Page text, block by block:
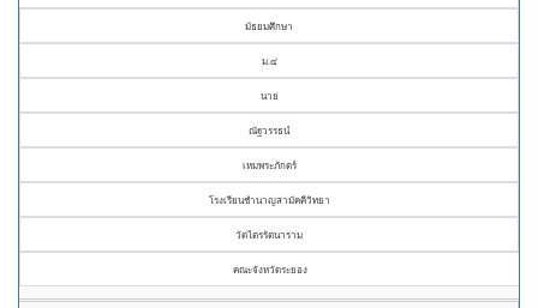
มัธยมศึกษา
ม.๔
นาย
ณัฐวรรธน์
เหมพระภักตร์
โรงเรียนชำนาญสามัคคีวิทยา
วัดไตรรัตนาราม
คณะจังหวัดระยอง